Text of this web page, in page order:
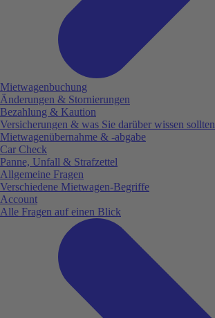
Mietwagenbuchung
Änderungen & Stornierungen
Bezahlung & Kaution
Versicherungen & was Sie darüber wissen sollten
Mietwagenübernahme & -abgabe
Car Check
Panne, Unfall & Strafzettel
Allgemeine Fragen
Verschiedene Mietwagen-Begriffe
Account
Alle Fragen auf einen Blick